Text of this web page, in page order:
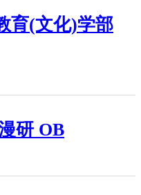
育(文化)学部
研 OB